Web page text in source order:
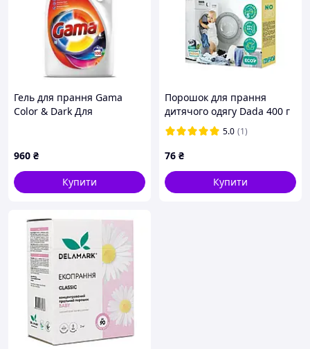
Гель для прання Gama
Color & Dark Для
(8435495845249)
960 ₴
Купити
Порошок для прання
дитячого одягу Dada 400 г
5.0 (1)
76 ₴
Купити